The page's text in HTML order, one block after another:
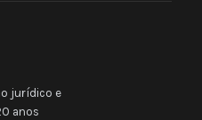
jurídico e
anos